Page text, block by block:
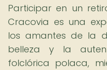
Participar en un
Cracovia es una
los amantes de la
belleza y la
folclórica polaca,